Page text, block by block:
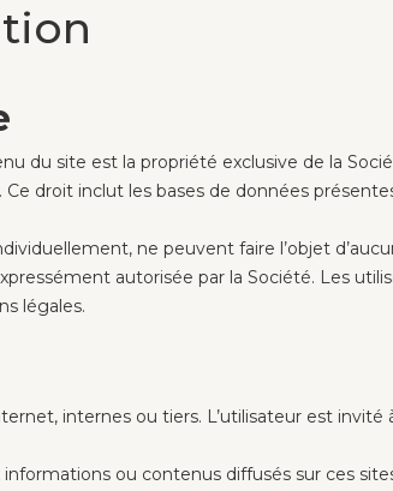
du site est la propriété exclusive de la
droit inclut les bases de données
ne peuvent faire l’objet
autorisée par la Société. Les
légales.
internes ou tiers. L’utilisateur est
ou contenus diffusés sur ces